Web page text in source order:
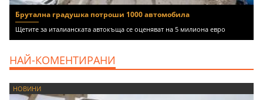
Брутална градушка потроши 1000 автомобила
Щетите за италианската автокъща се оценяват на 5 милиона евро
НАЙ-КОМЕНТИРАНИ
НОВИНИ